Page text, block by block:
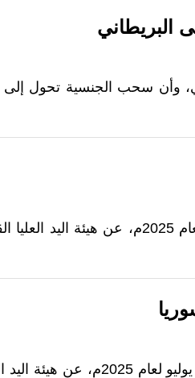
البريطاني
وأن سحب الجنسية تحول إلى
صدر يوم الجمعة، 13 من شهر صفر لعام 1447هـ، الموافق 8 من شهر أغسطس لعام 2025م، عن هيئة
صدر يوم الخميس، 21 من شهر المحرم الحرام لعام 1447هـ، الموافق 17 من شهر يوليو لعام